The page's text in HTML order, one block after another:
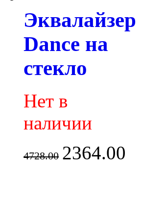
Эквалайзер
Dance на
стекло
Нет в
наличии
4728.00 2364.00